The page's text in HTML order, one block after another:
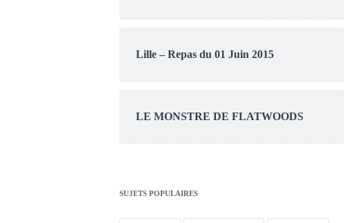
Lille – Repas du 01 Juin 2015
LE MONSTRE DE FLATWOODS
SUJETS POPULAIRES